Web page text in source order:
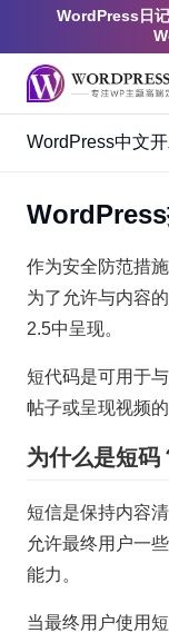
WordPress日记
WordPress中文
作为安全防范措
为了允许与内容
2.5中呈现。
短代码是可用于
帖子或呈现视频
为什么是短码
短信是保持内容
允许最终用户一
能力。
当最终用户使用